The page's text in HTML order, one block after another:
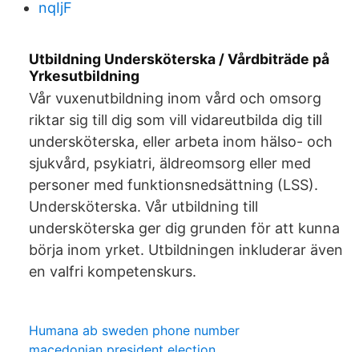
nqIjF
Utbildning Undersköterska / Vårdbiträde på
Yrkesutbildning
Vår vuxenutbildning inom vård och omsorg
riktar sig till dig som vill vidareutbilda dig till
undersköterska, eller arbeta inom hälso- och
sjukvård, psykiatri, äldreomsorg eller med
personer med funktionsnedsättning (LSS).
Undersköterska. Vår utbildning till
undersköterska ger dig grunden för att kunna
börja inom yrket. Utbildningen inkluderar även
en valfri kompetenskurs.
Humana ab sweden phone number